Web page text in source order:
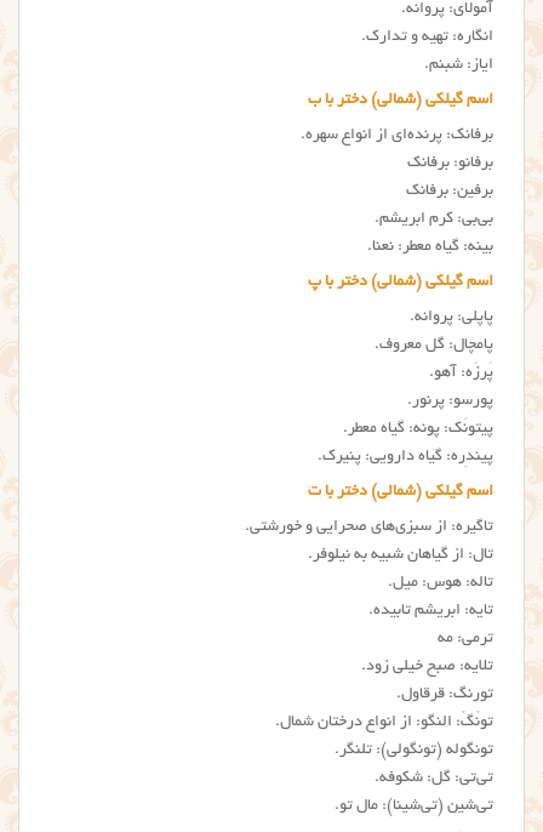
آمولای: پروانه.
انگاره: تهیه و تدارک.
ایاز: شبنم.
اسم گیلکی (شمالی) دختر با ب
برفانک: پرنده‌ای از انواع سهره.
برفانو: برفانک
برفین: برفانک
بی‌بی: کرم ابریشم.
بینه: گیاه معطر: نعنا.
اسم گیلکی (شمالی) دختر با پ
پاپلی: پروانه.
پامچال: گل معروف.
پَرزَه: آهو.
پورسو: پرنور.
پیتونَک: پونه: گیاه معطر.
پیندِره: گیاه دارویی: پنیرک.
اسم گیلکی (شمالی) دختر با ت
تاگیره: از سبزی‌های صحرایی و خورشتی.
تال: از گیاهان شبیه به نیلوفر.
تاله: هوس: میل.
تایه: ابریشم تابیده.
ترمی: مه
تلایه: صبح خیلی زود.
تورنگ: قرقاول.
تونْگْ: النگو: از انواع درختان شمال.
تونگوله (تونگولی): تلنگر.
تی‌تی: گل: شکوفه.
تی‌شین (تی‌شینا): مال تو.